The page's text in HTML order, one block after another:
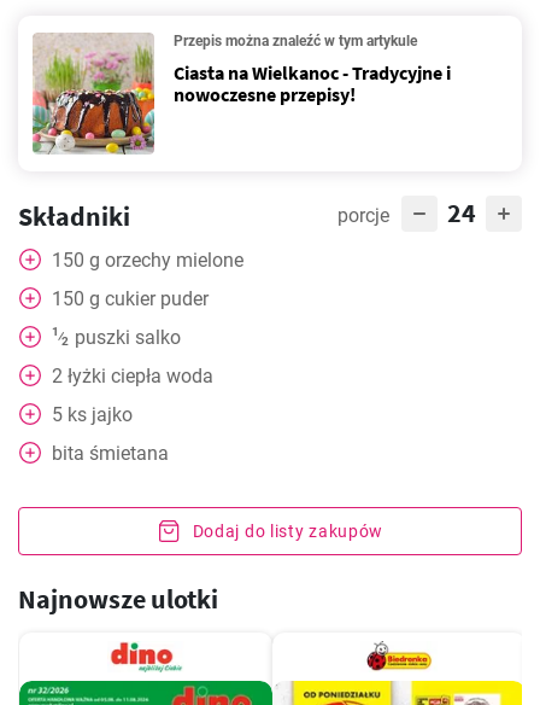
Przepis można znaleźć w tym artykule
Ciasta na Wielkanoc - Tradycyjne i
nowoczesne przepisy!
Składniki porcje 24
150 g orzechy mielone
150 g cukier puder
1⁄2 puszki salko
2 łyżki ciepła woda
5 ks jajko
bita śmietana
Dodaj do listy zakupów
Najnowsze ulotki